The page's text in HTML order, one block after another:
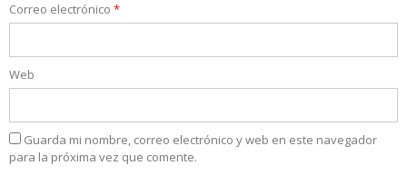
Correo electrónico *
Web
Guarda mi nombre, correo electrónico y web en este navegador
para la próxima vez que comente.